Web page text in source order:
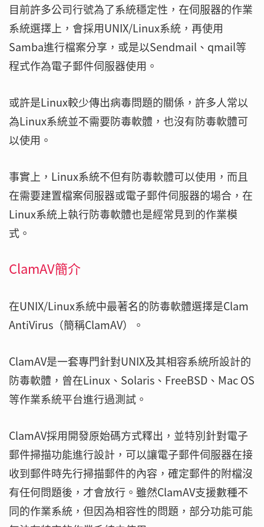
目前許多公司行號為了系統穩定性，在伺服器的作業
系統選擇上，會採用UNIX/Linux系統，再使用
Samba進行檔案分享，或是以Sendmail、qmail等
程式作為電子郵件伺服器使用。
或許是Linux較少傳出病毒問題的關係，許多人常以
為Linux系統並不需要防毒軟體，也沒有防毒軟體可
以使用。
事實上，Linux系統不但有防毒軟體可以使用，而且
在需要建置檔案伺服器或電子郵件伺服器的場合，在
Linux系統上執行防毒軟體也是經常見到的作業模
式。
ClamAV簡介
在UNIX/Linux系統中最著名的防毒軟體選擇是Clam
AntiVirus（簡稱ClamAV）。
ClamAV是一套專門針對UNIX及其相容系統所設計的
防毒軟體，曾在Linux、Solaris、FreeBSD、Mac OS
等作業系統平台進行過測試。
ClamAV採用開發原始碼方式釋出，並特別針對電子
郵件掃描功能進行設計，可以讓電子郵件伺服器在接
收到郵件時先行掃描郵件的內容，確定郵件的附檔沒
有任何問題後，才會放行。雖然ClamAV支援數種不
同的作業系統，但因為相容性的問題，部分功能可能